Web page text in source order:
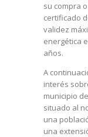
su compra
certificado
validez
energética
años.
A
interés
municipio
situado al
una
una